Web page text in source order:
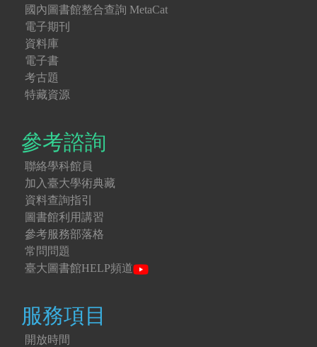
國內圖書館整合查詢 MetaCat
電子期刊
資料庫
電子書
考古題
特藏資源
參考諮詢
聯絡學科館員
加入臺大學術典藏
資料查詢指引
圖書館利用講習
參考服務部落格
常問問題
臺大圖書館HELP頻道
服務項目
開放時間